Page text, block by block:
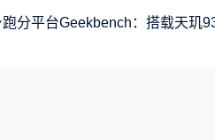
分平台Geekbench：搭载天玑